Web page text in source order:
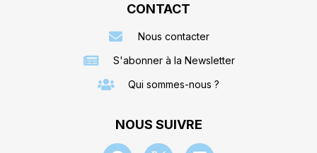
CONTACT
Nous contacter
S'abonner à la Newsletter
Qui sommes-nous ?
NOUS SUIVRE